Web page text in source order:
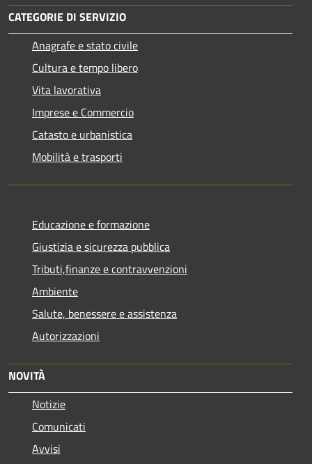
CATEGORIE DI SERVIZIO
Anagrafe e stato civile
Cultura e tempo libero
Vita lavorativa
Imprese e Commercio
Catasto e urbanistica
Mobilità e trasporti
Educazione e formazione
Giustizia e sicurezza pubblica
Tributi,finanze e contravvenzioni
Ambiente
Salute, benessere e assistenza
Autorizzazioni
NOVITÀ
Notizie
Comunicati
Avvisi